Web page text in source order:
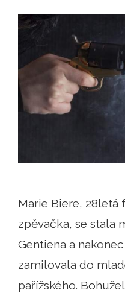
Marie Biere, 28letá
zpěvačka, se stala
Gentiena a
zamilovala do
pařížského.